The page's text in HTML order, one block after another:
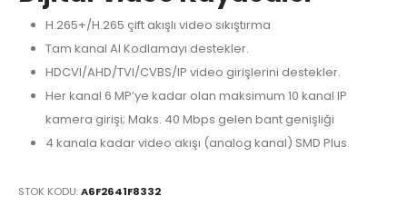
H.265+/H.265 çift akışlı video sıkıştırma
Tam kanal AI Kodlamayı destekler.
HDCVI/AHD/TVI/CVBS/IP video girişlerini destekler.
Her kanal 6 MP’ye kadar olan maksimum 10 kanal IP
kamera girişi; Maks. 40 Mbps gelen bant genişliği
4 kanala kadar video akışı (analog kanal) SMD Plus
STOK KODU:A6F2641F8332